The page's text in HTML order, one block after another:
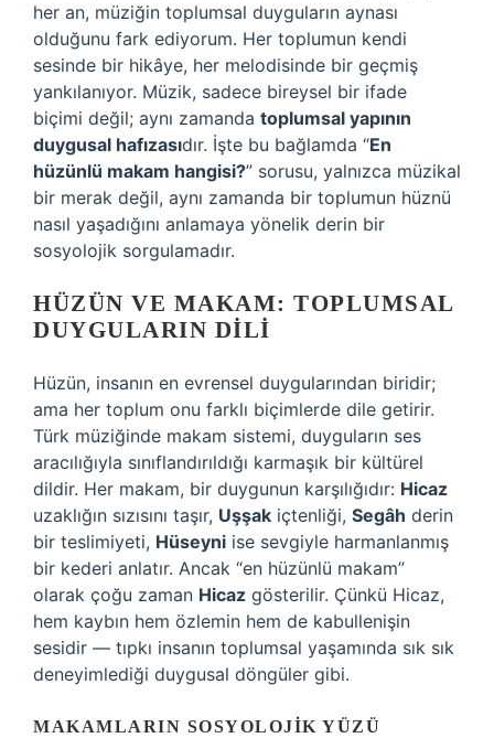
her an, müziğin toplumsal duyguların aynası
olduğunu fark ediyorum. Her toplumun kendi
sesinde bir hikâye, her melodisinde bir geçmiş
yankılanıyor. Müzik, sadece bireysel bir ifade
biçimi değil; aynı zamanda toplumsal yapının
duygusal hafızasıdır. İşte bu bağlamda “En
hüzünlü makam hangisi?” sorusu, yalnızca müzikal
bir merak değil, aynı zamanda bir toplumun hüznü
nasıl yaşadığını anlamaya yönelik derin bir
sosyolojik sorgulamadır.
HÜZÜN VE MAKAM: TOPLUMSAL
DUYGULARIN DILI
Hüzün, insanın en evrensel duygularından biridir;
ama her toplum onu farklı biçimlerde dile getirir.
Türk müziğinde makam sistemi, duyguların ses
aracılığıyla sınıflandırıldığı karmaşık bir kültürel
dildir. Her makam, bir duygunun karşılığıdır: Hicaz
uzaklığın sızısını taşır, Uşşak içtenliği, Segâh derin
bir teslimiyeti, Hüseyni ise sevgiyle harmanlanmış
bir kederi anlatır. Ancak “en hüzünlü makam”
olarak çoğu zaman Hicaz gösterilir. Çünkü Hicaz,
hem kaybın hem özlemin hem de kabullenişin
sesidir — tıpkı insanın toplumsal yaşamında sık sık
deneyimlediği duygusal döngüler gibi.
MAKAMLARIN SOSYOLOJIK YÜZÜ